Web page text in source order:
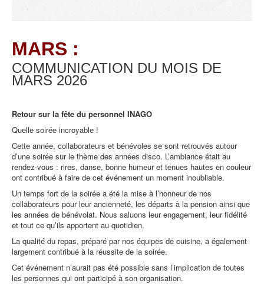
MARS :
COMMUNICATION DU MOIS DE
MARS 2026
Retour sur la fête du personnel INAGO
Quelle soirée incroyable !
Cette année, collaborateurs et bénévoles se sont retrouvés autour
d’une soirée sur le thème des années disco. L’ambiance était au
rendez-vous : rires, danse, bonne humeur et tenues hautes en couleur
ont contribué à faire de cet événement un moment inoubliable.
Un temps fort de la soirée a été la mise à l’honneur de nos
collaborateurs pour leur ancienneté, les départs à la pension ainsi que
les années de bénévolat. Nous saluons leur engagement, leur fidélité
et tout ce qu’ils apportent au quotidien.
La qualité du repas, préparé par nos équipes de cuisine, a également
largement contribué à la réussite de la soirée.
Cet événement n’aurait pas été possible sans l’implication de toutes
les personnes qui ont participé à son organisation.